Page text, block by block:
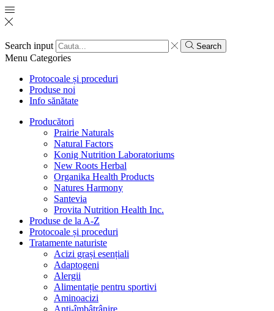
Search input Search
Menu Categories
Protocoale și proceduri
Produse noi
Info sănătate
Producători
Prairie Naturals
Natural Factors
Konig Nutrition Laboratoriums
New Roots Herbal
Organika Health Products
Natures Harmony
Santevia
Provita Nutrition Health Inc.
Produse de la A-Z
Protocoale și proceduri
Tratamente naturiste
Acizi grași esențiali
Adaptogeni
Alergii
Alimentație pentru sportivi
Aminoacizi